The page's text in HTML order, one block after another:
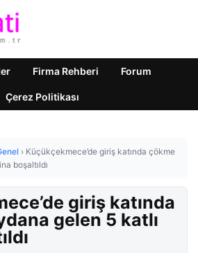
Firma Rehberi Forum
Çerez Politikası
› Küçükçekmece’de giriş katında çökme
boşaltıldı
giriş katında
gelen 5 katlı